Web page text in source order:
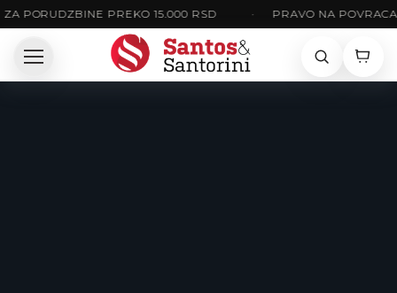
PORUDZBINE PREKO 15.000 RSD PRAVO NA